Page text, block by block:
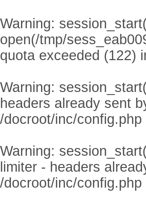
Warning:
open(/tmp/
quota exceeded (122)
Warning:
headers already sent
/docroot/inc/config.php
Warning:
limiter - headers
/docroot/inc/config.php